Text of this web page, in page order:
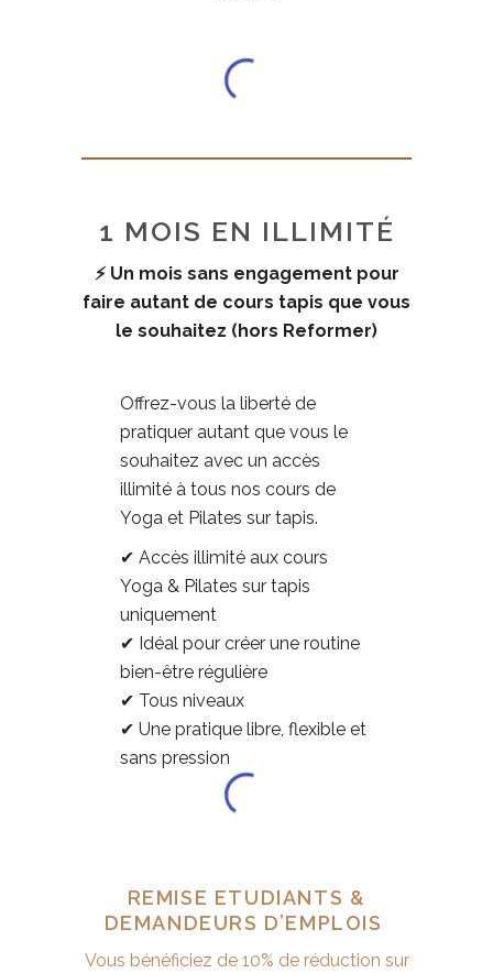
1 MOIS EN ILLIMITÉ
⚡ Un mois sans engagement pour
faire autant de cours tapis que vous
le souhaitez (hors Reformer)
Offrez-vous la liberté de
pratiquer autant que vous le
souhaitez avec un accès
illimité à tous nos cours de
Yoga et Pilates sur tapis.
✔ Accès illimité aux cours
Yoga & Pilates sur tapis
uniquement
✔ Idéal pour créer une routine
bien-être régulière
✔ Tous niveaux
✔ Une pratique libre, flexible et
sans pression
REMISE ETUDIANTS &
DEMANDEURS D’EMPLOIS
Vous bénéficiez de 10% de réduction sur